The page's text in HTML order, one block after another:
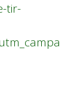
tir-